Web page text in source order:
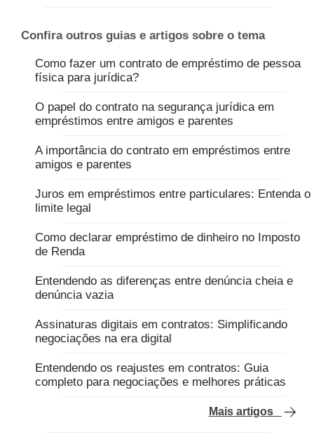
Confira outros guias e artigos sobre o tema
Como fazer um contrato de empréstimo de pessoa
física para jurídica?
O papel do contrato na segurança jurídica em
empréstimos entre amigos e parentes
A importância do contrato em empréstimos entre
amigos e parentes
Juros em empréstimos entre particulares: Entenda o
limite legal
Como declarar empréstimo de dinheiro no Imposto
de Renda
Entendendo as diferenças entre denúncia cheia e
denúncia vazia
Assinaturas digitais em contratos: Simplificando
negociações na era digital
Entendendo os reajustes em contratos: Guia
completo para negociações e melhores práticas
Mais artigos